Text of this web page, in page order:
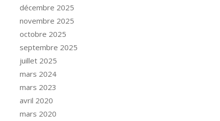
décembre 2025
novembre 2025
octobre 2025
septembre 2025
juillet 2025
mars 2024
mars 2023
avril 2020
mars 2020